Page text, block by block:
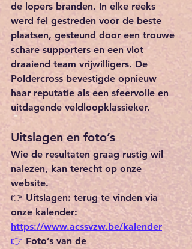
de lopers branden. In elke reeks
werd fel gestreden voor de beste
plaatsen, gesteund door een trouwe
schare supporters en een vlot
draaiend team vrijwilligers. De
Poldercross bevestigde opnieuw
haar reputatie als een sfeervolle en
uitdagende veldloopklassieker.
Uitslagen en foto’s
Wie de resultaten graag rustig wil
nalezen, kan terecht op onze
website.
👉 Uitslagen: terug te vinden via
onze kalender:
https://www.acssvzw.be/kalender
👉 Foto’s van de